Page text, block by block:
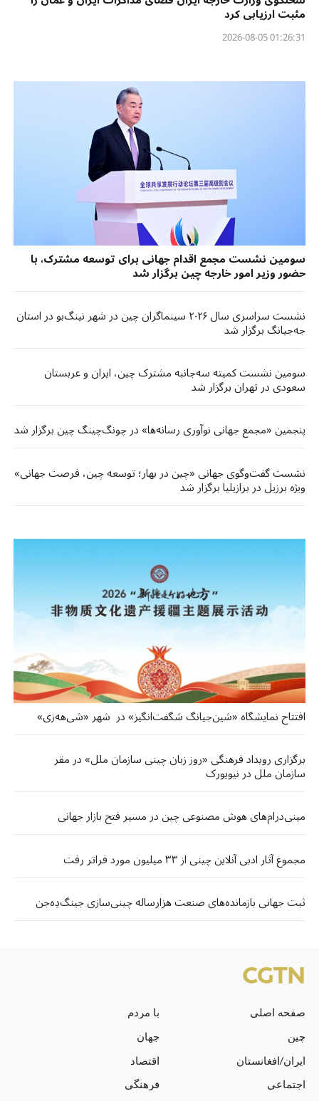
مثبت ارزیابی کرد
01:26:31 2026-08-05
سومین نشست مجمع اقدام جهانی برای توسعه مشترک، با
حضور وزیر امور خارجه چین برگزار شد
نشست سراسری سال ۲۰۲۶ سینماگران چین در شهر نینگ‌بو در استان
جه‌جیانگ برگزار شد
سومین نشست کمیته سه‌جانبه مشترک چین، ایران و عربستان
سعودی در تهران برگزار شد
پنجمین «مجمع جهانی نوآوری رسانه‌ها» در چونگ‌چینگ چین برگزار شد
نشست گفت‌وگوی جهانی «چین در بهار؛ توسعه چین، فرصت جهانی»
ویژه برزیل در برازیلیا برگزار شد
افتتاح نمایشگاه «شین‌جیانگ شگفت‌انگیز» در شهر «شی‌هه‌زی»
برگزاری رویداد فرهنگی «روز زبان چینی سازمان ملل» در مقر
سازمان ملل در نیویورک
مینی‌درام‌های هوش مصنوعی چین در مسیر فتح بازار جهانی
مجموع آثار ادبی آنلاین چینی از ۳۳ میلیون مورد فراتر رفت
ثبت جهانی بازمانده‌های صنعت هزارساله چینی‌سازی جینگ‌دِه‌جن
صفحه اصلی
با مردم
چین
جهان
ایران/افغانستان
اقتصاد
اجتماعی
فرهنگی